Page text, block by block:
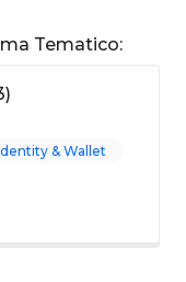
Tematico:
& Wallet